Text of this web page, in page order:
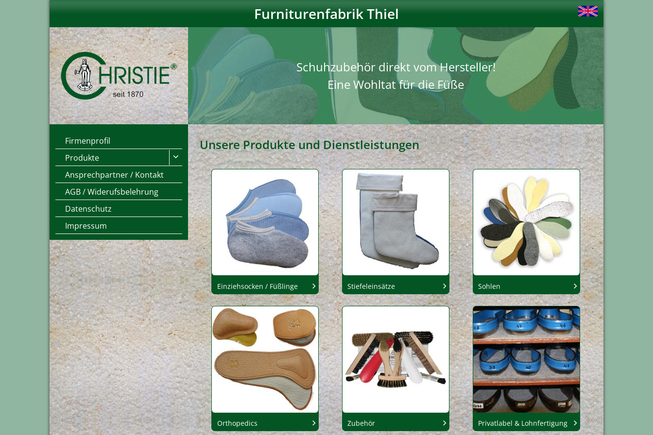
Furniturenfabrik Thiel
Schuhzubehör direkt vom Hersteller!
Eine Wohltat für die Füße
Firmenprofil
Produkte
Ansprechpartner / Kontakt
AGB / Widerufsbelehrung
Datenschutz
Impressum
Unsere Produkte und Dienstleistungen
Einziehsocken / Füßlinge Stiefeleinsätze Sohlen
Orthopedics Zubehör Privatlabel & Lohnfertigung